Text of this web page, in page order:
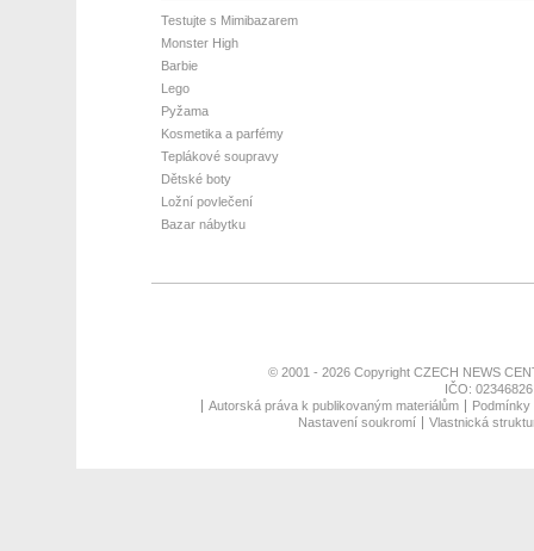
Testujte s Mimibazarem
Monster High
Barbie
Lego
Pyžama
Kosmetika a parfémy
Teplákové soupravy
Dětské boty
Ložní povlečení
Bazar nábytku
© 2001 - 2026 Copyright CZECH NEWS
IČO:
Autorská práva k publikovaným materiálům
Nastavení soukromí
Vlastnická